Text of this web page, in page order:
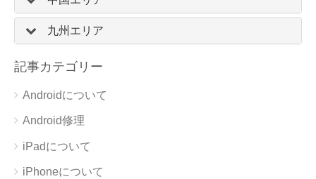
九州エリア
記事カテゴリー
Androidについて
Android修理
iPadについて
iPhoneについて